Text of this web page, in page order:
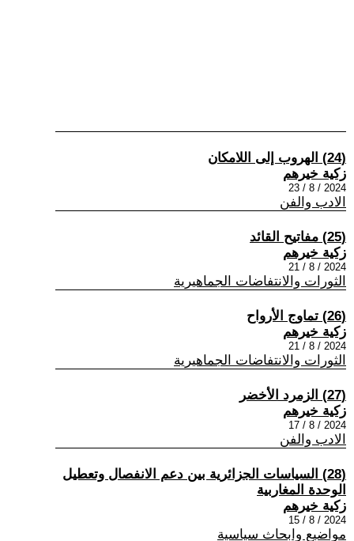
(24) الهروب إلى اللامكان
زكية خيرهم
2024 / 8 / 23
الادب والفن
(25) مفاتيح القائد
زكية خيرهم
2024 / 8 / 21
الثورات والانتفاضات الجماهيرية
(26) تماوج الأرواح
زكية خيرهم
2024 / 8 / 21
الثورات والانتفاضات الجماهيرية
(27) الزمرد الأخضر
زكية خيرهم
2024 / 8 / 17
الادب والفن
(28) السياسات الجزائرية بين دعم الانفصال وتعطيل
الوحدة المغاربية
زكية خيرهم
2024 / 8 / 15
مواضيع وابحاث سياسية